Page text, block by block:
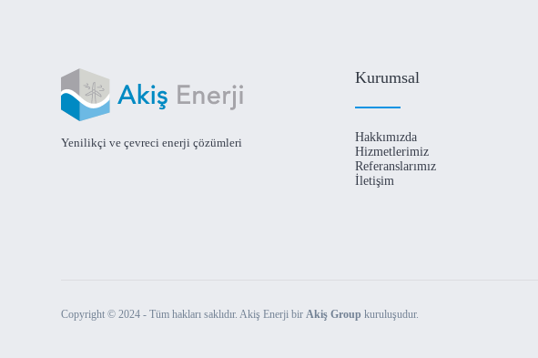
Yenilikçi ve çevreci enerji çözümleri
Kurumsal
Hakkımızda
Hizmetlerimiz
Referanslarımız
İletişim
Copyright © 2024 - Tüm hakları saklıdır. Akiş Enerji birAkiş Group kuruluşudur.